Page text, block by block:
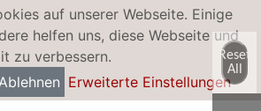
auf unserer Webseite. Einige
helfen uns, diese Webseite und
zu verbessern.
Erweiterte Einstellungen
Reset
All